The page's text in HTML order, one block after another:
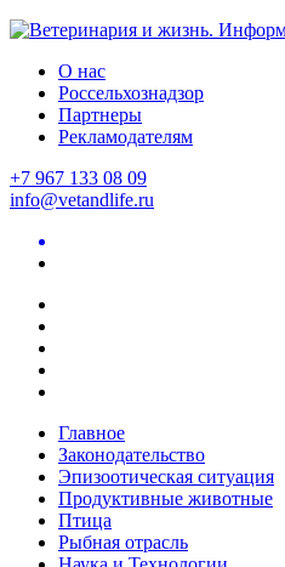
О нас
Россельхознадзор
Партнеры
Рекламодателям
+7 967 133 08 09
info@vetandlife.ru
Главное
Законодательство
Эпизоотическая ситуация
Продуктивные животные
Птица
Рыбная отрасль